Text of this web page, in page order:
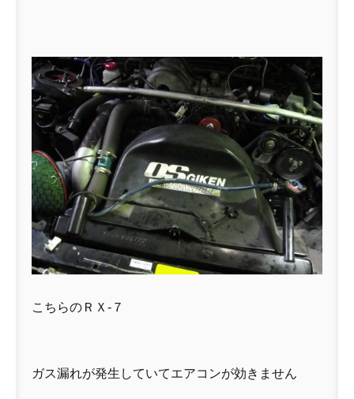
こちらのＲＸ-７
ガス漏れが発生していてエアコンが効きません